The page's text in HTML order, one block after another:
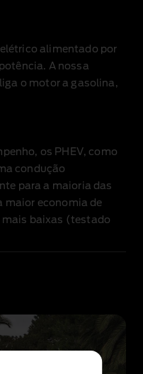
alimentado por
A nossa
o motor a gasolina,
os PHEV, como
condução
para a maioria das
maior economia de
mais baixas (testado